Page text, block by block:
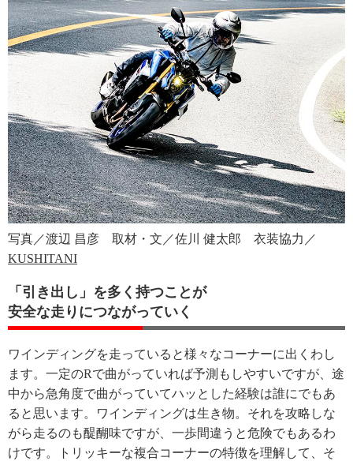
写真／渡辺 昌彦 取材・文／佐川 健太郎 衣装協力／
KUSHITANI
「引き出し」を多く持つことが
安全な走りにつながっていく
ワインディングを走っていると様々なコーナーに出くわし
ます。一定のRで曲がっていれば予測もしやすいですが、途
中から急角度で曲がっていてハッとした経験は誰にでもあ
ると思います。ワインディングは生き物。それを攻略しな
がら走るのも醍醐味ですが、一歩間違うと危険でもあるわ
けです。トリッキーな複合コーナーの特徴を理解して、そ